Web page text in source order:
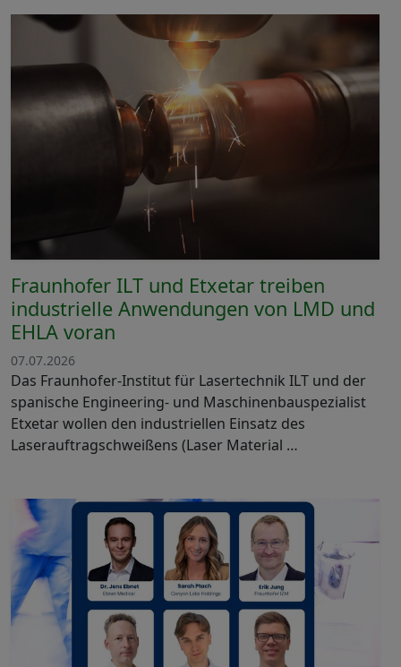
Fraunhofer ILT und Etxetar treiben
industrielle Anwendungen von LMD und
EHLA voran
07.07.2026
Das Fraunhofer-Institut für Lasertechnik ILT und der
spanische Engineering- und Maschinenbauspezialist
Etxetar wollen den industriellen Einsatz des
Laserauftragschweißens (Laser Material …